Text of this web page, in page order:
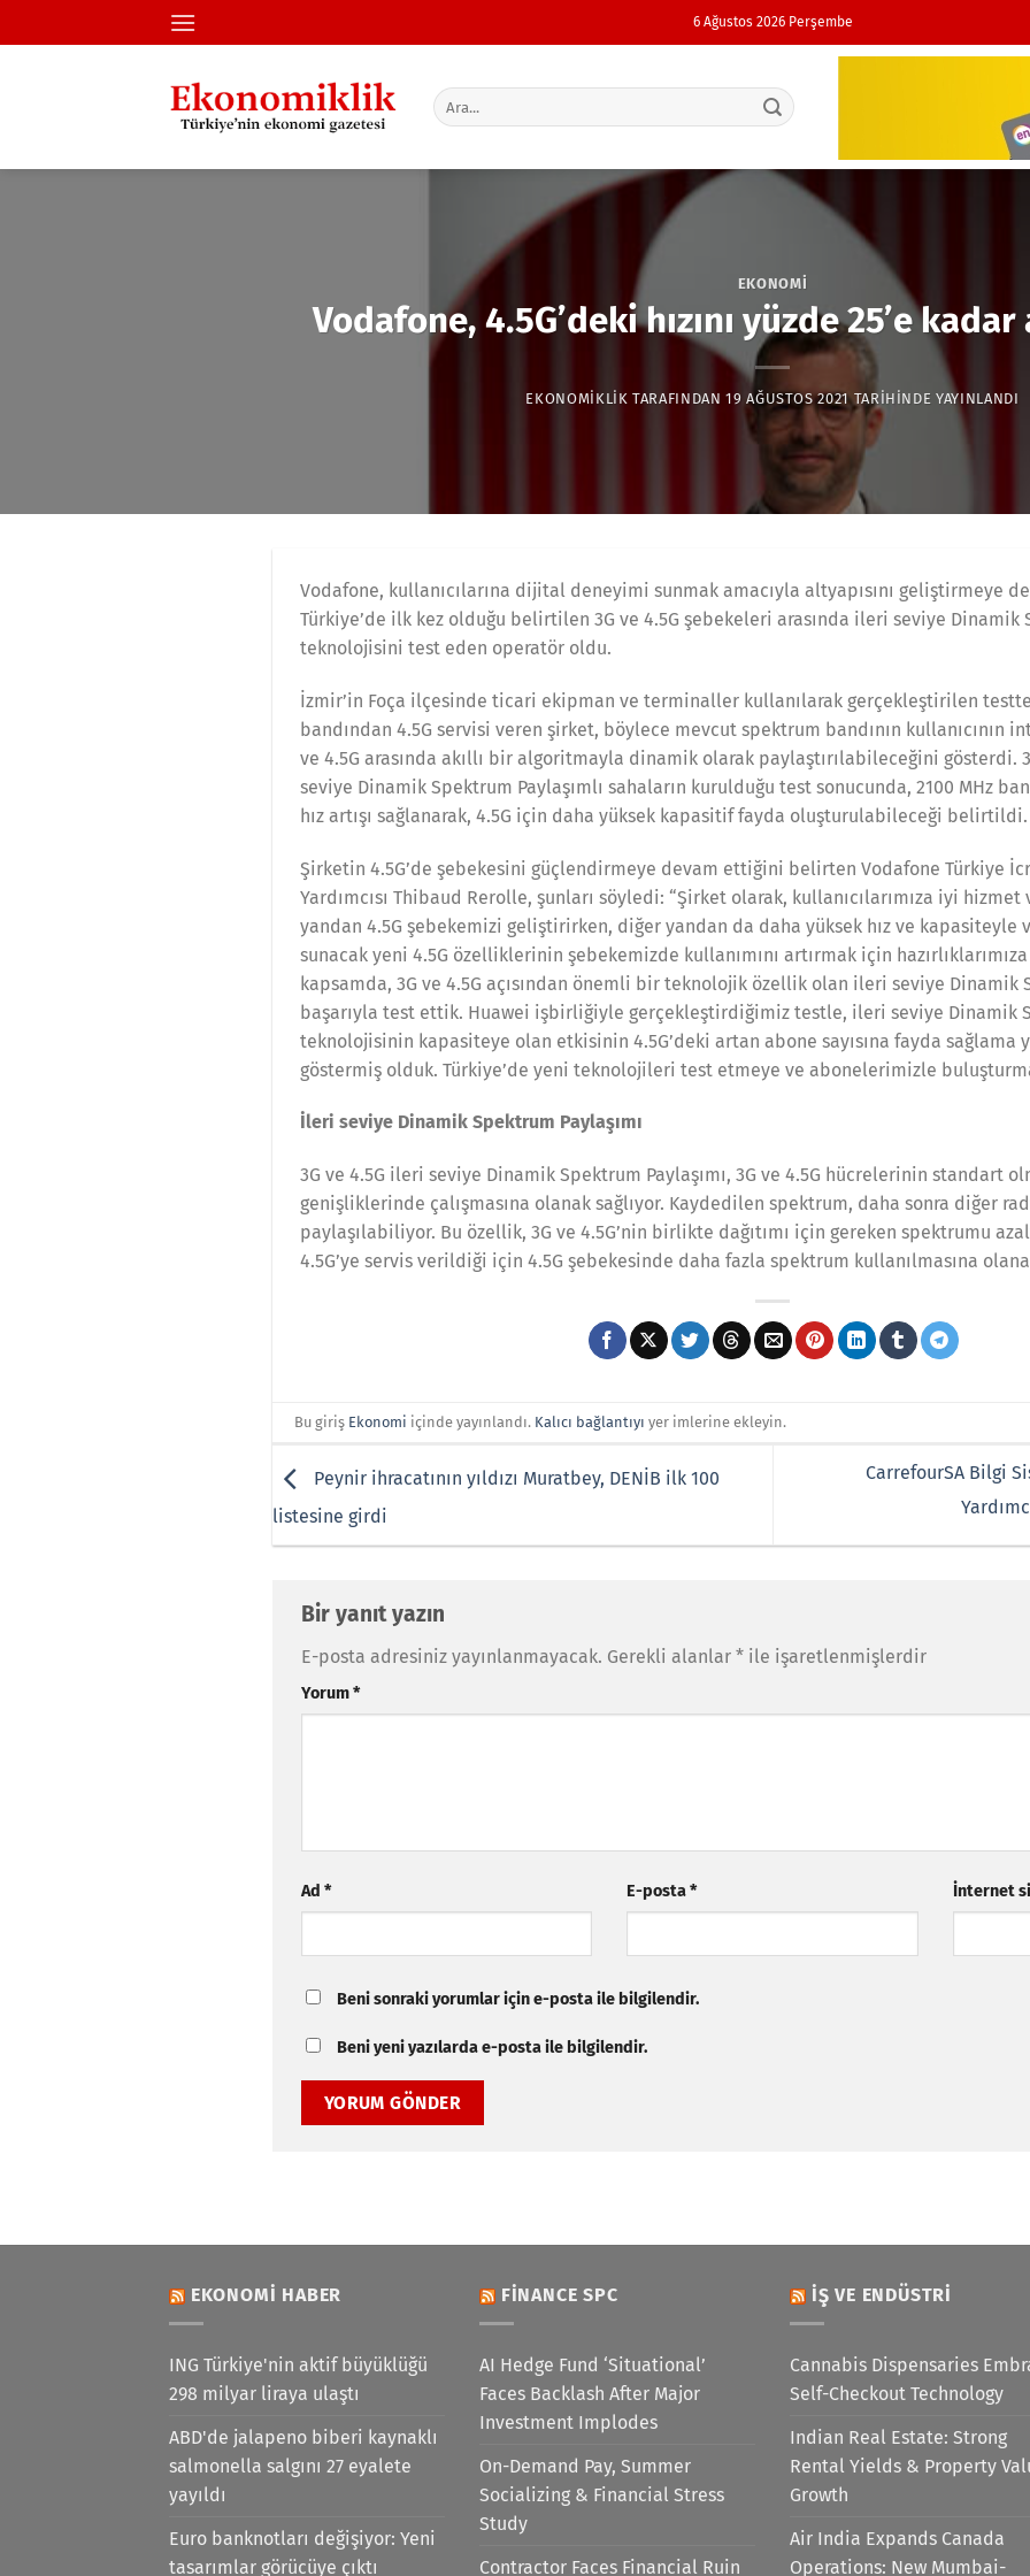
atla
6 Ağustos 2026 Perşembe
EKONOMI
Vodafone, 4.5G’deki hızını yüzde 25’e
EKONOMIKLIK TARAFINDAN 19 AĞUSTOS 2021TARIHINDE YAYINLANDI
Vodafone, kullanıcılarına dijital deneyimi sunmak amacıyla altyapısını geliştirmeye
Türkiye’de ilk kez olduğu belirtilen 3G ve 4.5G şebekeleri arasında ileri seviye Dinamik
teknolojisini test eden operatör oldu.
İzmir’in Foça ilçesinde ticari ekipman ve terminaller kullanılarak gerçekleştirilen testte
bandından 4.5G servisi veren şirket, böylece mevcut spektrum bandının kullanıcının
ve 4.5G arasında akıllı bir algoritmayla dinamik olarak paylaştırılabileceğini gösterdi.
seviye Dinamik Spektrum Paylaşımlı sahaların kurulduğu test sonucunda, 2100 MHz
hız artışı sağlanarak, 4.5G için daha yüksek kapasitif fayda oluşturulabileceği belirtildi.
Şirketin 4.5G’de şebekesini güçlendirmeye devam ettiğini belirten Vodafone Türkiye
Yardımcısı Thibaud Rerolle, şunları söyledi: “Şirket olarak, kullanıcılarımıza iyi
yandan 4.5G şebekemizi geliştirirken, diğer yandan da daha yüksek hız ve kapasiteyle
sunacak yeni 4.5G özelliklerinin şebekemizde kullanımını artırmak için
kapsamda, 3G ve 4.5G açısından önemli bir teknolojik özellik olan ileri seviye Dinamik
başarıyla test ettik. Huawei işbirliğiyle gerçekleştirdiğimiz testle, ileri seviye Dinamik
teknolojisinin kapasiteye olan etkisinin 4.5G’deki artan abone sayısına fayda sağlama
göstermiş olduk. Türkiye’de yeni teknolojileri test etmeye ve abonelerimizle
İleri seviye Dinamik Spektrum Paylaşımı
3G ve 4.5G ileri seviye Dinamik Spektrum Paylaşımı, 3G ve 4.5G hücrelerinin standart
genişliklerinde çalışmasına olanak sağlıyor. Kaydedilen spektrum, daha sonra diğer
paylaşılabiliyor. Bu özellik, 3G ve 4.5G’nin birlikte dağıtımı için gereken spektrumu
4.5G’ye servis verildiği için 4.5G şebekesinde daha fazla spektrum kullanılmasına
Bu giriş Ekonomi içinde yayınlandı. Kalıcı bağlantıyı yer imlerine ekleyin.
Peynir ihracatının yıldızı Muratbey, DENİB ilk 100
listesine girdi
CarrefourSA Bilgi
Bir yanıt yazın
E-posta adresiniz yayınlanmayacak. Gerekli alanlar * ile işaretlenmişlerdir
Yorum*
Ad * E-posta* İnternet
Beni sonraki yorumlar için e-posta ile bilgilendir.
Beni yeni yazılarda e-posta ile bilgilendir.
EKONOMI HABER
ING Türkiye'nin aktif büyüklüğü
298 milyar liraya ulaştı
ABD'de jalapeno biberi kaynaklı
salmonella salgını 27 eyalete
yayıldı
Euro banknotları değişiyor: Yeni
tasarımlar görücüye çıktı
FINANCE SPC
AI Hedge Fund ‘Situational’
Faces Backlash After Major
Investment Implodes
On-Demand Pay, Summer
Socializing & Financial Stress
Study
Contractor Faces Financial Ruin
İŞ VE ENDÜSTRI
Cannabis Dispensaries
Self-Checkout Technology
Indian Real Estate: Strong
Rental Yields & Property
Growth
Air India Expands Canada
Operations: New Mumbai-